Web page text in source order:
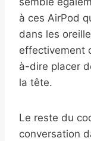
à ces AirPod
dans les
effectivement
à-dire placer
la tête.
Le reste du
conversation